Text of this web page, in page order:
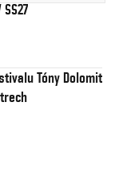
Tóny Dolomit